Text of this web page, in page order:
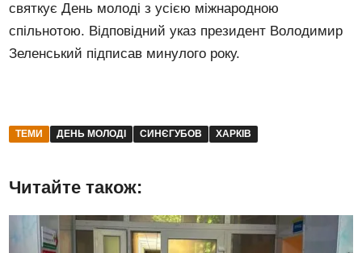
святкує День молоді з усією міжнародною
спільнотою. Відповідний указ президент Володимир
Зеленський підписав минулого року.
ТЕМИ ДЕНЬ МОЛОДІ СИНЄГУБОВ ХАРКІВ
Читайте також: